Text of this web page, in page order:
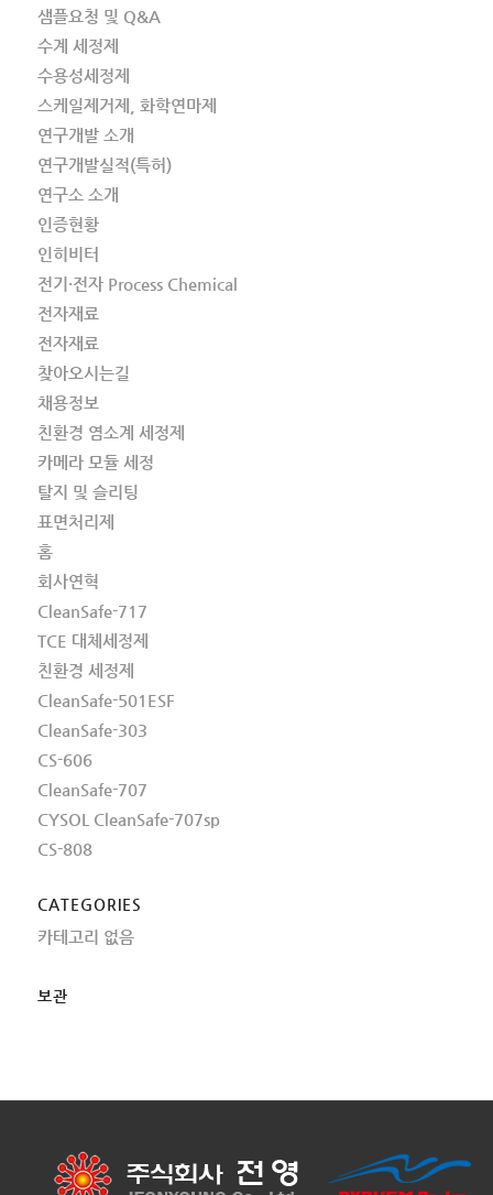
샘플요청 및 Q&A
수계 세정제
수용성세정제
스케일제거제, 화학연마제
연구개발 소개
연구개발실적(특허)
연구소 소개
인증현황
인히비터
전기·전자 Process Chemical
전자재료
전자재료
찾아오시는길
채용정보
친환경 염소계 세정제
카메라 모듈 세정
탈지 및 슬리팅
표면처리제
홈
회사연혁
CleanSafe-717
TCE 대체세정제
친환경 세정제
CleanSafe-501ESF
CleanSafe-303
CS-606
CleanSafe-707
CYSOL CleanSafe-707sp
CS-808
CATEGORIES
카테고리 없음
보관